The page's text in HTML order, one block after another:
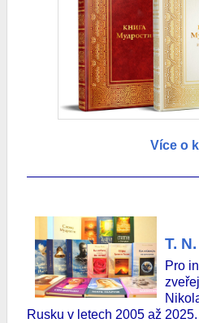
Více o
T.
Pro
Rusku v letech 2005 až 2025.